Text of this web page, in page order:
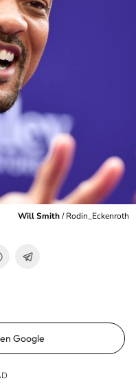
Will Smith/Rodin_Eckenroth
Google